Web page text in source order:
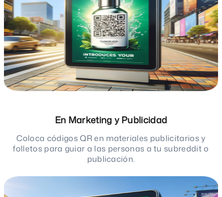
En Marketing y Publicidad
Coloca códigos QR en materiales publicitarios y
folletos para guiar a las personas a tu subreddit o
publicación.